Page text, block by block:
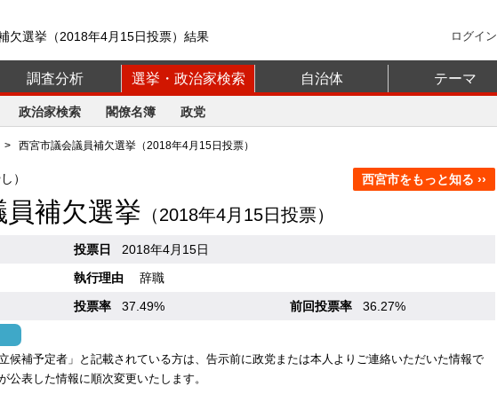
欠選挙（2018年4月15日投票）結果 ログイン
調査分析 選挙・政治家検索 自治体 テーマ
政治家検索 閣僚名簿 政党
> 西宮市議会議員補欠選挙（2018年4月15日投票）
西宮市をもっと知る ››
）
補欠選挙 （2018年4月15日投票）
投票日
2018年4月15日
執行理由
辞職
投票率 37.49% 前回投票率
36.27%
候補予定者」と記載されている方は、告示前に政党または本人よりご連絡いただいた情報で
公表した情報に順次変更いたします。